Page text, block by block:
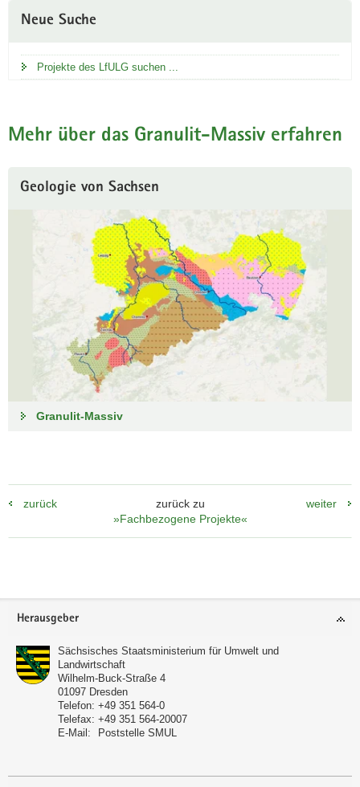
Neue Suche
Projekte des LfULG suchen ...
Mehr über das Granulit-Massiv erfahren
Geologie von Sachsen
Granulit-Massiv
zurück
zurück zu
»Fachbezogene Projekte«
weiter
Footer-
Herausgeber
Sächsisches Staatsministerium für Umwelt und
Landwirtschaft
Wilhelm-Buck-Straße 4
01097 Dresden
Telefon: +49 351 564-0
Telefax: +49 351 564-20007
E-Mail:
Poststelle SMUL